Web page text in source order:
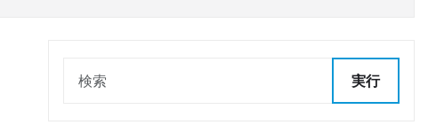
実行